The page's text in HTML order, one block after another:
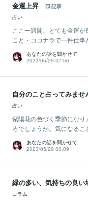
金運上昇
記事
占い
ここ一週間、とても金運
こと・ココナラで一件仕
あなたの話を聞かせて
2023/05/29 07:56
自分のこと占ってみませ
占い
紫陽花の色づく季節になり
ろでしょうか。気になる
あなたの話を聞かせて
2023/05/29 00:09
緑の多い、気持ちの良い
コラム